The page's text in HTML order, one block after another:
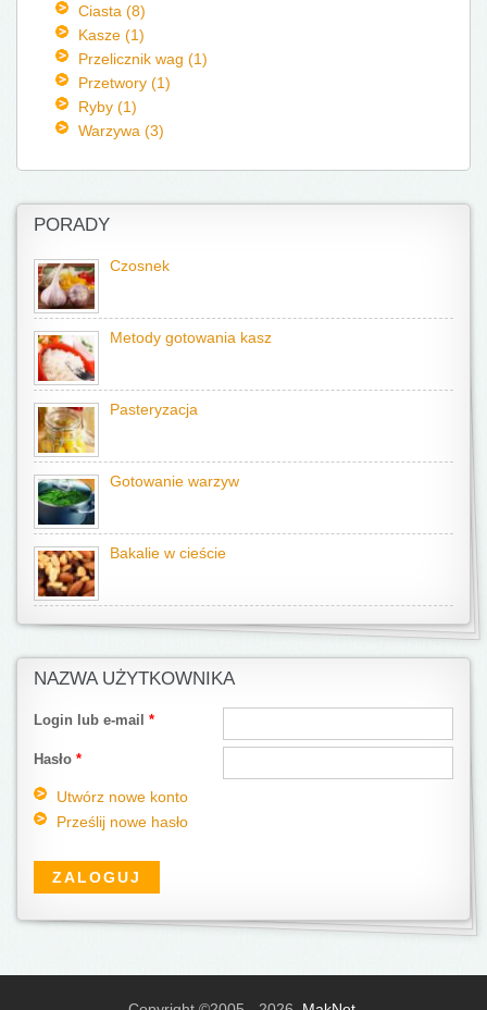
Ciasta (8)
Kasze (1)
Przelicznik wag (1)
Przetwory (1)
Ryby (1)
Warzywa (3)
PORADY
Czosnek
Metody gotowania kasz
Pasteryzacja
Gotowanie warzyw
Bakalie w cieście
NAZWA UŻYTKOWNIKA
Login lub e-mail *
Hasło *
Utwórz nowe konto
Prześlij nowe hasło